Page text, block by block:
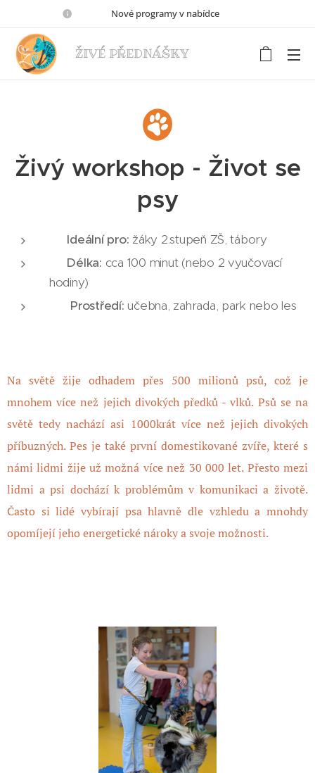
🦋🦗🐢Nové programy v nabídce🐍🐕‍🦺🐸
ŽIVÉ PŘEDNÁŠKY
Živý workshop - Život se
psy
Ideální pro: žáky 2.stupeň ZŠ, tábory
Délka: cca 100 minut (nebo 2 vyučovací
hodiny)
Prostředí: učebna, zahrada, park nebo les
Na světě žije odhadem přes 500 milionů psů, což je
mnohem více než jejich divokých předků - vlků. Psů se na
světě tedy nachází asi 1000krát více než jejich divokých
příbuzných. Pes je také první domestikované zvíře, které s
námi lidmi žije už možná více než 30 000 let. Přesto mezi
lidmi a psi dochází k problémům v komunikaci a životě.
Často si lidé vybírají psa hlavně dle vzhledu a mnohdy
opomíjejí jeho energetické nároky a svoje možnosti.